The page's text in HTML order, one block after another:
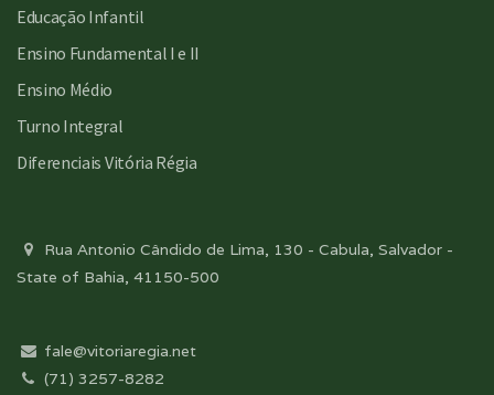
Educação Infantil
Ensino Fundamental I e II
Ensino Médio
Turno Integral
Diferenciais Vitória Régia
Rua Antonio Cândido de Lima, 130 - Cabula, Salvador -
State of Bahia, 41150-500
fale@vitoriaregia.net
(71) 3257-8282